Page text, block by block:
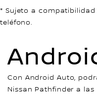
* Sujeto a
teléfono.
Con Android Auto,
Nissan Pathfinder a